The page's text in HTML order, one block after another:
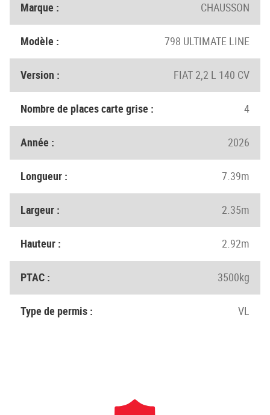
Marque : CHAUSSON
Modèle : 798 ULTIMATE LINE
Version : FIAT 2,2 L 140 CV
Nombre de places carte grise : 4
Année : 2026
Longueur : 7.39m
Largeur : 2.35m
Hauteur : 2.92m
PTAC : 3500kg
Type de permis : VL